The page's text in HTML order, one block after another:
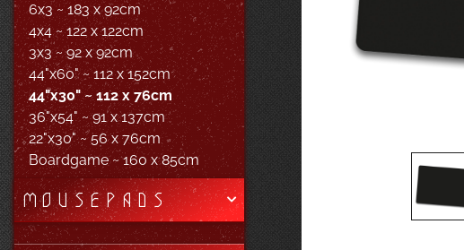
6x3 ~ 183 x 92cm
4x4 ~ 122 x 122cm
3x3 ~ 92 x 92cm
44"x60" ~ 112 x 152cm
44"x30" ~ 112 x 76cm
36"x54" ~ 91 x 137cm
22"x30" ~ 56 x 76cm
Boardgame ~ 160 x 85cm
MOUSEPADS